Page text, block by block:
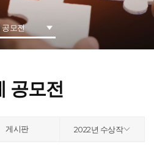
공모전
공모전
게시판 2022년 수상작